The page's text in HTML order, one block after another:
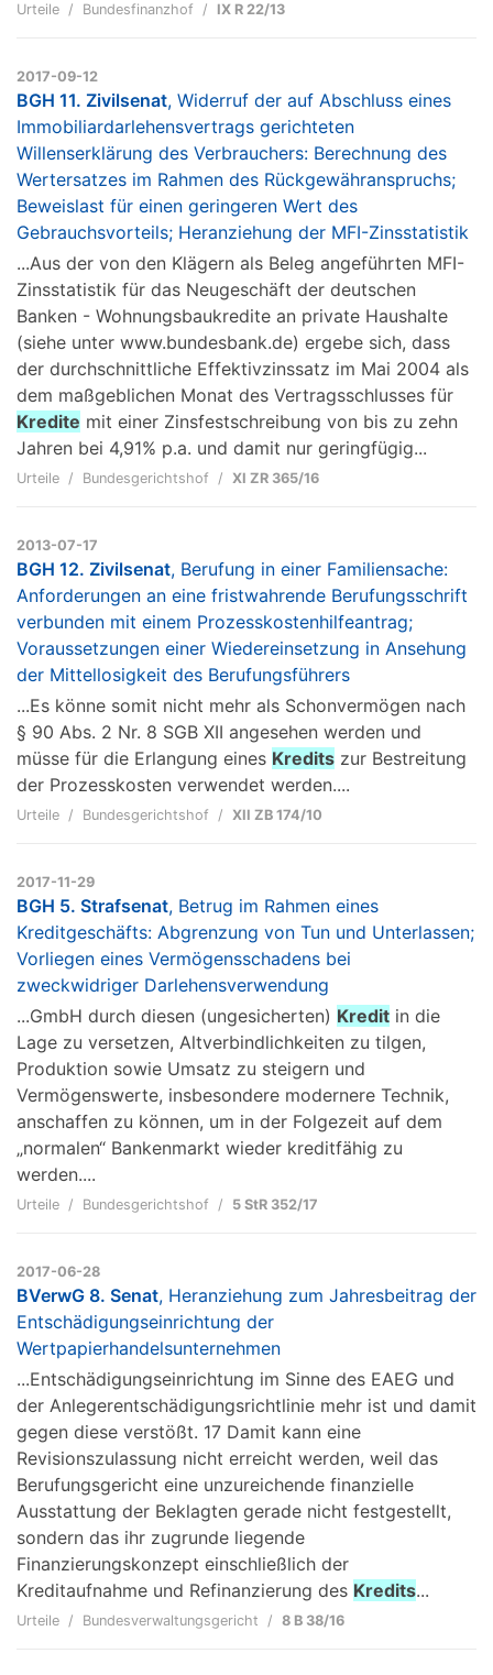
Urteile Bundesfinanzhof IX R 22/13
2017-09-12
BGH 11. Zivilsenat, Widerruf der auf Abschluss eines
Immobiliardarlehensvertrags gerichteten
Willenserklärung des Verbrauchers: Berechnung des
Wertersatzes im Rahmen des Rückgewähranspruchs;
Beweislast für einen geringeren Wert des
Gebrauchsvorteils; Heranziehung der MFI-Zinsstatistik
...Aus der von den Klägern als Beleg angeführten MFI-
Zinsstatistik für das Neugeschäft der deutschen
Banken - Wohnungsbaukredite an private Haushalte
(siehe unter www.bundesbank.de) ergebe sich, dass
der durchschnittliche Effektivzinssatz im Mai 2004 als
dem maßgeblichen Monat des Vertragsschlusses für
Kredite mit einer Zinsfestschreibung von bis zu zehn
Jahren bei 4,91% p.a. und damit nur geringfügig...
Urteile Bundesgerichtshof XI ZR 365/16
2013-07-17
BGH 12. Zivilsenat, Berufung in einer Familiensache:
Anforderungen an eine fristwahrende Berufungsschrift
verbunden mit einem Prozesskostenhilfeantrag;
Voraussetzungen einer Wiedereinsetzung in Ansehung
der Mittellosigkeit des Berufungsführers
...Es könne somit nicht mehr als Schonvermögen nach
§ 90 Abs. 2 Nr. 8 SGB XII angesehen werden und
müsse für die Erlangung eines Kredits zur Bestreitung
der Prozesskosten verwendet werden....
Urteile Bundesgerichtshof XII ZB 174/10
2017-11-29
BGH 5. Strafsenat, Betrug im Rahmen eines
Kreditgeschäfts: Abgrenzung von Tun und Unterlassen;
Vorliegen eines Vermögensschadens bei
zweckwidriger Darlehensverwendung
...GmbH durch diesen (ungesicherten) Kredit in die
Lage zu versetzen, Altverbindlichkeiten zu tilgen,
Produktion sowie Umsatz zu steigern und
Vermögenswerte, insbesondere modernere Technik,
anschaffen zu können, um in der Folgezeit auf dem
„normalen“ Bankenmarkt wieder kreditfähig zu
werden....
Urteile Bundesgerichtshof 5 StR 352/17
2017-06-28
BVerwG 8. Senat, Heranziehung zum Jahresbeitrag der
Entschädigungseinrichtung der
Wertpapierhandelsunternehmen
...Entschädigungseinrichtung im Sinne des EAEG und
der Anlegerentschädigungsrichtlinie mehr ist und damit
gegen diese verstößt. 17 Damit kann eine
Revisionszulassung nicht erreicht werden, weil das
Berufungsgericht eine unzureichende finanzielle
Ausstattung der Beklagten gerade nicht festgestellt,
sondern das ihr zugrunde liegende
Finanzierungskonzept einschließlich der
Kreditaufnahme und Refinanzierung des Kredits...
Urteile Bundesverwaltungsgericht 8 B 38/16